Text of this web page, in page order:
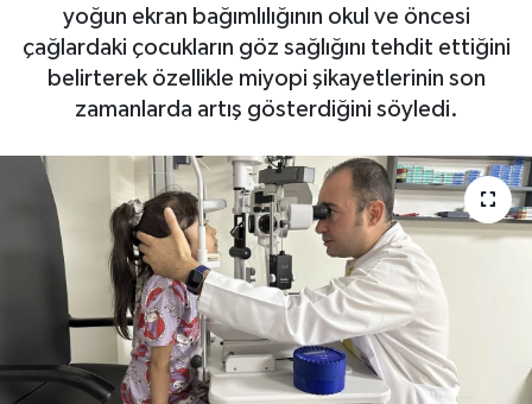
yoğun ekran bağımlılığının okul ve öncesi
çağlardaki çocukların göz sağlığını tehdit ettiğini
belirterek özellikle miyopi şikayetlerinin son
zamanlarda artış gösterdiğini söyledi.